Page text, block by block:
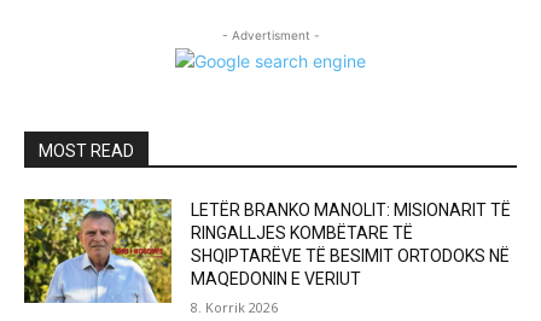
- Advertisment -
MOST READ
LETËR BRANKO MANOLIT: MISIONARIT TË
RINGALLJES KOMBËTARE TË
SHQIPTARËVE TË BESIMIT ORTODOKS NË
MAQEDONIN E VERIUT
8. Korrik 2026